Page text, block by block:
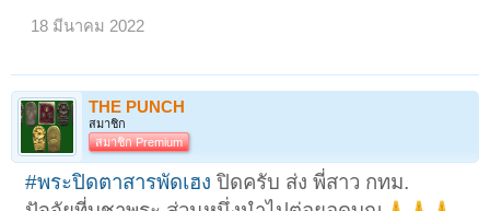
18 มีนาคม 2022
THE PUNCH
สมาชิก
สมาชิก Premium
#พระปิดตาสารพัดเฮง ปิดครับ ส่ง พี่สาว กทม.